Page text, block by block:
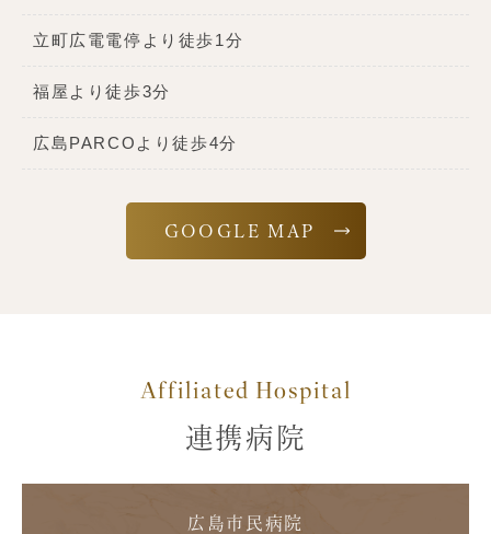
立町広電電停より徒歩1分
福屋より徒歩3分
広島PARCOより徒歩4分
GOOGLE MAP
Affiliated Hospital
連携病院
広島市民病院